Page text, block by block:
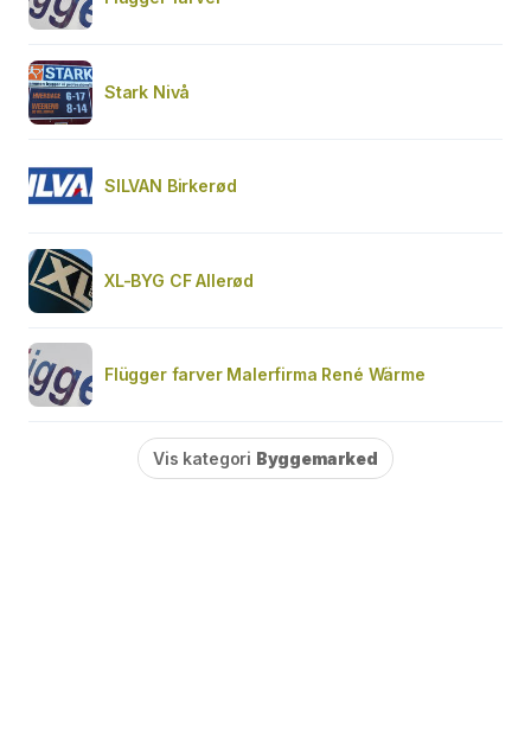
Stark Nivå
SILVAN Birkerød
XL-BYG CF Allerød
Flügger farver Malerfirma René Wärme
Vis kategori Byggemarked